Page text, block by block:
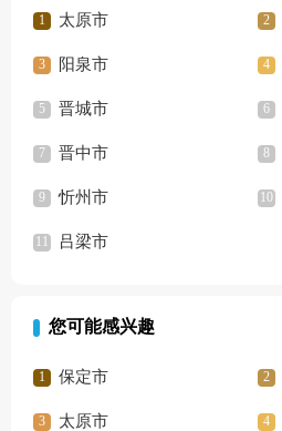
太原市
阳泉市
晋城市
晋中市
忻州市
吕梁市
您可能感兴趣
保定市
太原市